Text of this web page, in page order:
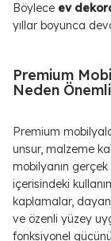
Böylece ev
yıllar boyunca
Premium
Neden
Premium
unsur, malzeme
mobilyanın
içerisindeki
kaplamalar,
ve özenli yüzey
fonksiyonel